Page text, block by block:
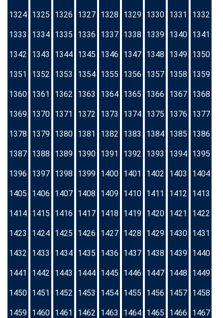
1324 1325 1326 1327 1328 1329 1330 1331 1332
1333 1334 1335 1336 1337 1338 1339 1340 1341
1342 1343 1344 1345 1346 1347 1348 1349 1350
1351 1352 1353 1354 1355 1356 1357 1358 1359
1360 1361 1362 1363 1364 1365 1366 1367 1368
1369 1370 1371 1372 1373 1374 1375 1376 1377
1378 1379 1380 1381 1382 1383 1384 1385 1386
1387 1388 1389 1390 1391 1392 1393 1394 1395
1396 1397 1398 1399 1400 1401 1402 1403 1404
1405 1406 1407 1408 1409 1410 1411 1412 1413
1414 1415 1416 1417 1418 1419 1420 1421 1422
1423 1424 1425 1426 1427 1428 1429 1430 1431
1432 1433 1434 1435 1436 1437 1438 1439 1440
1441 1442 1443 1444 1445 1446 1447 1448 1449
1450 1451 1452 1453 1454 1455 1456 1457 1458
1459 1460 1461 1462 1463 1464 1465 1466 1467